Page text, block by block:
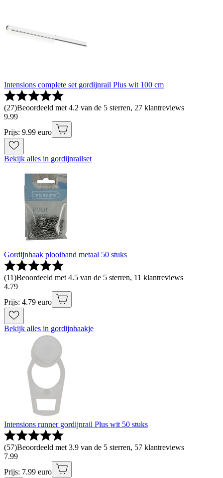
Intensions complete set gordijnrail Plus wit 100 cm
(27)Beoordeeld met 4.2 van de 5 sterren, 27 klantreviews
9.99
Prijs: 9.99 euro
Bekijk alles in gordijnrailset
Gordijnhaak plooiband metaal 50 stuks
(11)Beoordeeld met 4.5 van de 5 sterren, 11 klantreviews
4.79
Prijs: 4.79 euro
Bekijk alles in gordijnhaakje
Intensions runner gordijnrail Plus wit 50 stuks
(57)Beoordeeld met 3.9 van de 5 sterren, 57 klantreviews
7.99
Prijs: 7.99 euro